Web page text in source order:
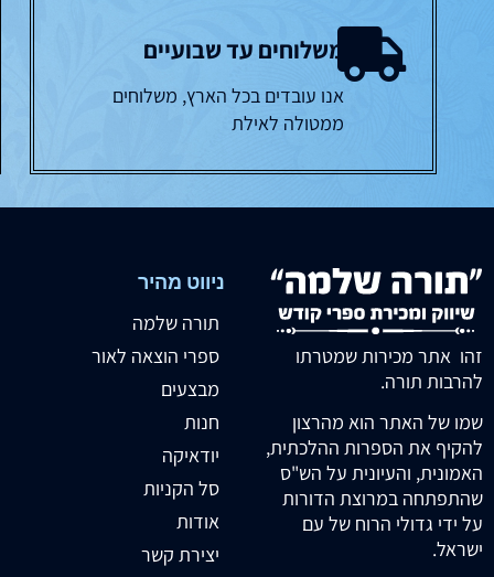
משלוחים עד שבועיים
אנו עובדים בכל הארץ, משלוחים
ממטולה לאילת
זהו אתר מכירות שמטרתו
להרבות תורה.
שמו של האתר הוא מהרצון
להקיף את הספרות ההלכתית,
האמונית, והעיונית על הש"ס
שהתפתחה במרוצת הדורות
על ידי גדולי הרוח של עם
ישראל.
ניווט מהיר
תורה שלמה
ספרי הוצאה לאור
מבצעים
חנות
יודאיקה
סל הקניות
אודות
יצירת קשר